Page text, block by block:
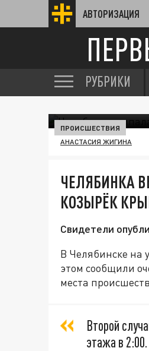
АВТОРИЗАЦИЯ
РУБРИКИ
ПРОИСШЕСТВИЯ
АНАСТАСИЯ ЖИГИНА
ЧЕЛЯБИНКА
КОЗЫРЁК
Свидетели
В Челябинске на
этом сообщили
места
Второй
этажа в